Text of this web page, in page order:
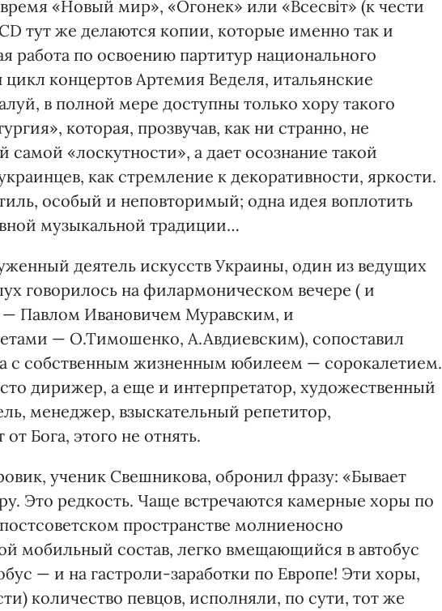
«Новый мир», «Огонек» или «Всесвіт» (к чести
тут же делаются копии, которые именно так и
работа по освоению партитур национального
концертов Артемия Веделя, итальянские
в полной мере доступны только хору такого
которая, прозвучав, как ни странно, не
самой «лоскутности», а дает осознание такой
как стремление к декоративности, яркости.
особый и неповторимый; одна идея воплотить
музыкальной традиции…
деятель искусств Украины, один из ведущих
говорилось на филармоническом вечере ( и
— Павлом Ивановичем Муравским, и
— О.Тимошенко, А.Авдиевским), сопоставил
с собственным жизненным юбилеем — сорокалетием.
дирижер, а еще и интерпретатор, художественный
менеджер, взыскательный репетитор,
Бога, этого не отнять.
ученик Свешникова, обронил фразу: «Бывает
Это редкость. Чаще встречаются камерные хоры по
пространстве молниеносно
мобильный состав, легко вмещающийся в автобус
— и на гастроли-заработки по Европе! Эти хоры,
количество певцов, исполняли, по сути, тот же